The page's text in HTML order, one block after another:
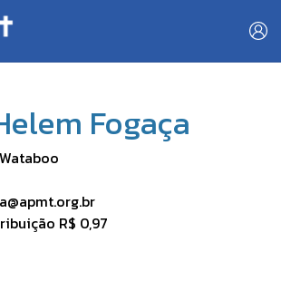
Fogaça
Wataboo
R$ 0,97